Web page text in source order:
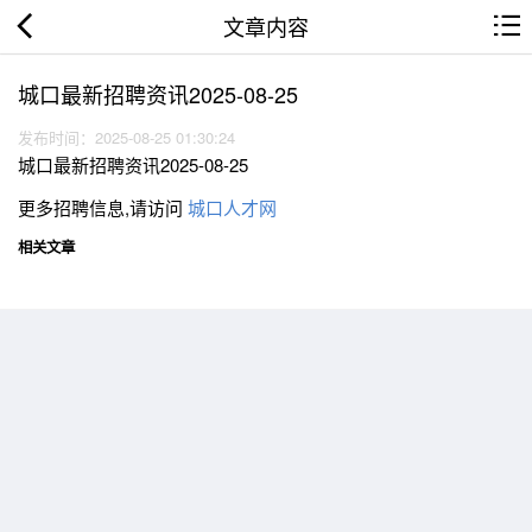
文章内容
城口最新招聘资讯2025-08-25
发布时间：2025-08-25 01:30:24
城口最新招聘资讯2025-08-25
更多招聘信息,请访问 城口人才网
相关文章